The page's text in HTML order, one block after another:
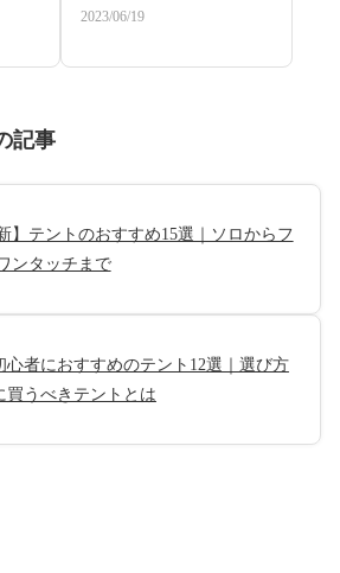
2023/06/19
記事
】テントのおすすめ15選｜ソロからフ
ンタッチまで
心者におすすめのテント12選｜選び方
買うべきテントとは